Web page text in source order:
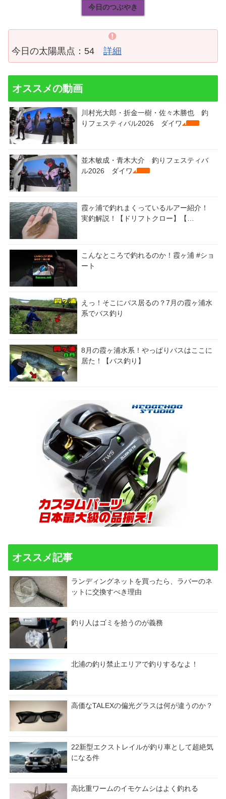
今日のつぶやき
今日の太陽黒点：54 詳細
オススメの動画
川村光大郎・折金一樹・佐々木勝也 釣
りフェスティバル2026 ダイワ
並木敏成・青木大介 釣りフェスティバ
ル2026 ダイワ
霞ヶ浦で釣れまくっているルアー紹介！
実釣解説！【ドリフトクロー】【…
こんなところで釣れるのか！霞ヶ浦 #ショ
ート
えっ！そこにバス居るの？7月の霞ヶ浦水
系でバス釣り
8月の霞ヶ浦水系！やっぱりバスはここに
居た！【バス釣り】
オススメ記事
ランディングネットを買ったら、ラバーのネ
ットに交換すべき理由
釣り人はゴミを拾うのが義務
北浦の釣り禁止エリアで釣りするなよ！
高価なTALEXの偏光グラスは何が違うのか？
22新型エクストレイルが釣り車として超絶気
になる件
高比重ワームのイモケムシはよく釣れる